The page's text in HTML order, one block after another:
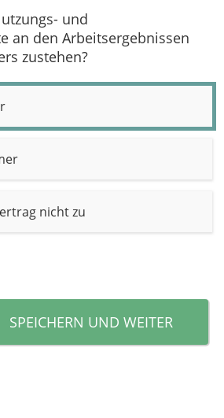
und
an den Arbeitsergebnissen
zustehen?
nicht zu
SPEICHERN UND WEITER